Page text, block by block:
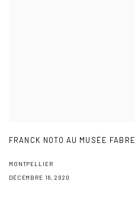
FRANCK NOTO AU MUSÉE FABRE
MONTPELLIER
DÉCEMBRE 16, 2020